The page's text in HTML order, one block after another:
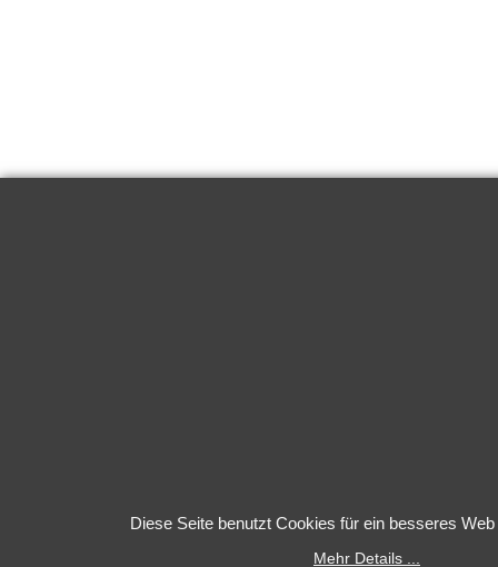
Diese Seite benutzt Cookies für ein besseres
Mehr Details ...